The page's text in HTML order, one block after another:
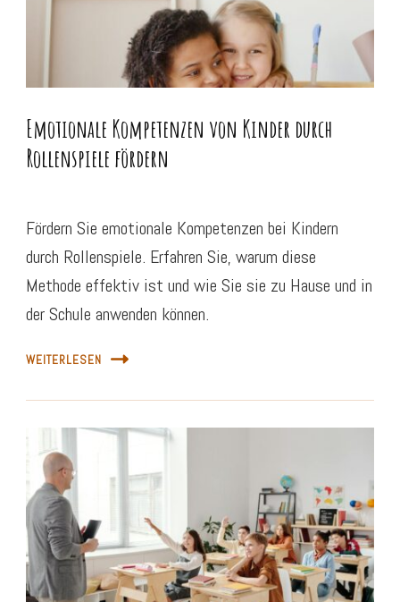
Emotionale Kompetenzen von Kinder durch
Rollenspiele fördern
Fördern Sie emotionale Kompetenzen bei Kindern
durch Rollenspiele. Erfahren Sie, warum diese
Methode effektiv ist und wie Sie sie zu Hause und in
der Schule anwenden können.
WEITERLESEN